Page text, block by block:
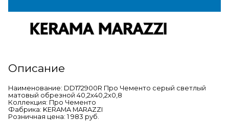
Описание
Наименование: DD172900R Про Чементо серый светлый
матовый обрезной 40,2x40,2x0,8
Коллекция: Про Чементо
Фабрика: KERAMA MARAZZI
Розничная цена: 1 983 руб.